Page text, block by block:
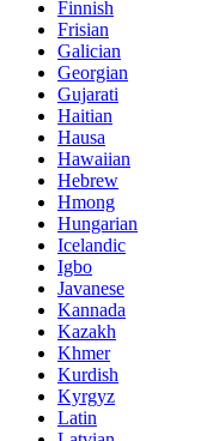
Finnish
Frisian
Galician
Georgian
Gujarati
Haitian
Hausa
Hawaiian
Hebrew
Hmong
Hungarian
Icelandic
Igbo
Javanese
Kannada
Kazakh
Khmer
Kurdish
Kyrgyz
Latin